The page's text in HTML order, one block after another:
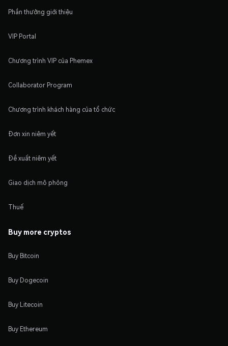
Phần thưởng giới thiệu
VIP Portal
Chương trình VIP của Phemex
Collaborator Program
Chương trình khách hàng của tổ chức
Đơn xin niêm yết
Đề xuất niêm yết
Giao dịch mô phỏng
Thuế
Buy more cryptos
Buy Bitcoin
Buy Dogecoin
Buy Litecoin
Buy Ethereum